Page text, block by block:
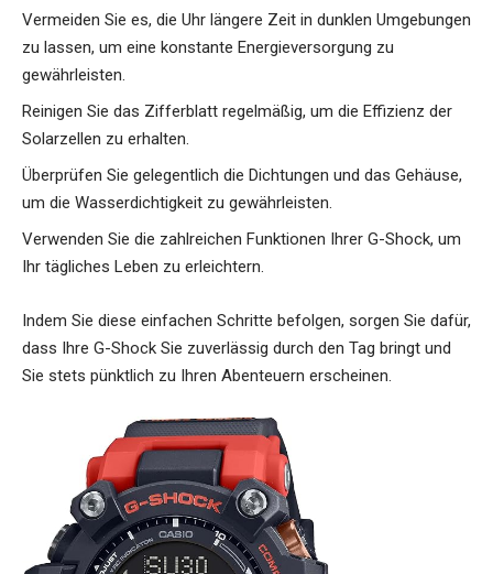
Vermeiden Sie es, die Uhr längere Zeit in dunklen Umgebungen
zu lassen, um eine konstante Energieversorgung zu
gewährleisten.
Reinigen Sie das Zifferblatt regelmäßig, um die Effizienz der
Solarzellen zu erhalten.
Überprüfen Sie gelegentlich die Dichtungen und das Gehäuse,
um die Wasserdichtigkeit zu gewährleisten.
Verwenden Sie die zahlreichen Funktionen Ihrer G-Shock, um
Ihr tägliches Leben zu erleichtern.
Indem Sie diese einfachen Schritte befolgen, sorgen Sie dafür,
dass Ihre G-Shock Sie zuverlässig durch den Tag bringt und
Sie stets pünktlich zu Ihren Abenteuern erscheinen.